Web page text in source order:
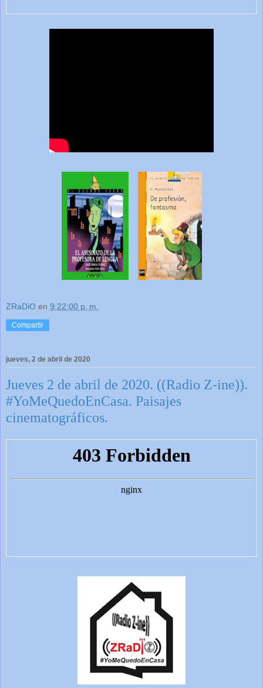
ZRaDiO en 9:22:00 p. m.
Compartir
jueves, 2 de abril de 2020
Jueves 2 de abril de 2020. ((Radio Z-ine)).
#YoMeQuedoEnCasa. Paisajes
cinematográficos.